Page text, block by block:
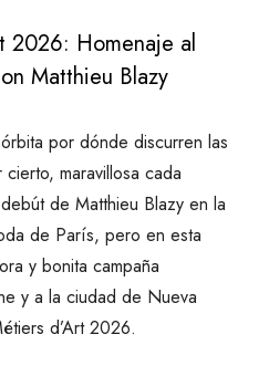
2026: Homenaje al
Matthieu Blazy​
por dónde discurren las
maravillosa cada
de Matthieu Blazy en la
de París, pero en esta
y bonita campaña
y a la ciudad de Nueva
d’Art 2026.